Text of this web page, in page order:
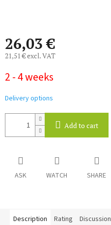
26,03 €
21,51 € excl. VAT
price:
2 - 4 weeks
Delivery options
Add to cart
ASK WATCH SHARE
Description Rating Discussion